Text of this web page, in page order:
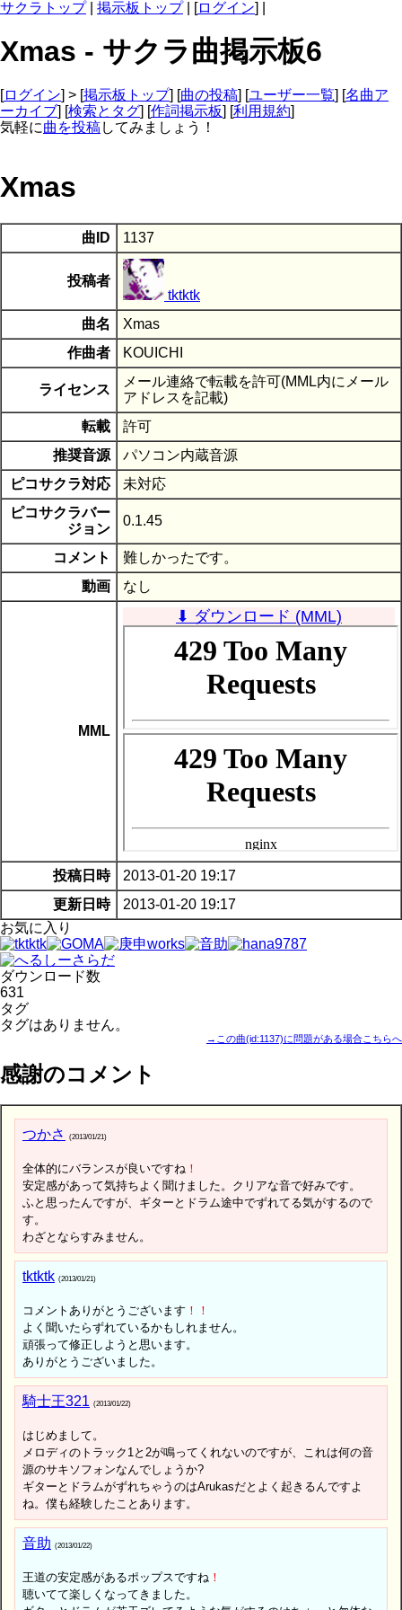
サクラトップ| 掲示板トップ| [ログイン] |
Xmas - サクラ曲掲示板6
[ログイン] > [掲示板トップ] [曲の投稿] [ユーザー一覧] [名曲ア
ーカイブ] [検索とタグ] [作詞掲示板] [利用規約]
気軽に曲を投稿してみましょう！
Xmas
曲ID 1137
投稿者
tktktk
曲名
Xmas
作曲者
KOUICHI
ライセンス
メール連絡で転載を許可(MML内にメール
アドレスを記載)
転載
許可
推奨音源
パソコン内蔵音源
ピコサクラ対応
未対応
ピコサクラバー
ジョン
0.1.45
コメント
難しかったです。
動画
なし
MML
⬇ ダウンロード (MML)
投稿日時
2013-01-20 19:17
更新日時
2013-01-20 19:17
お気に入り
ダウンロード数
631
タグ
タグはありません。
→この曲(id:1137)に問題がある場合こちらへ
感謝のコメント
つかさ (2013/01/21)
全体的にバランスが良いですね ！
安定感があって気持ちよく聞けました。クリアな音で好みです。
ふと思ったんですが、ギターとドラム途中でずれてる気がするので
す。
わざとならすみません。
tktktk (2013/01/21)
コメントありがとうございます ！
！
よく聞いたらずれているかもしれません。
頑張って修正しようと思います。
ありがとうございました。
騎士王321 (2013/01/22)
はじめまして。
メロディのトラック1と2が鳴ってくれないのですが、これは何の音
源のサキソフォンなんでしょうか?
ギターとドラムがずれちゃうのはArukasだとよく起きるんですよ
ね。僕も経験したことあります。
音助 (2013/01/22)
王道の安定感があるポップスですね ！
聴いてて楽しくなってきました。